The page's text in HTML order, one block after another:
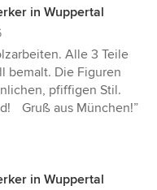
in Wuppertal
Alle 3 Teile
bemalt. Die Figuren
pfiffigen Stil.
Gruß aus München!”
in Wuppertal